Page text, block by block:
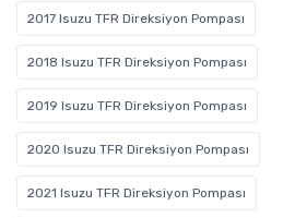
2017 Isuzu TFR Direksiyon Pompası
2018 Isuzu TFR Direksiyon Pompası
2019 Isuzu TFR Direksiyon Pompası
2020 Isuzu TFR Direksiyon Pompası
2021 Isuzu TFR Direksiyon Pompası